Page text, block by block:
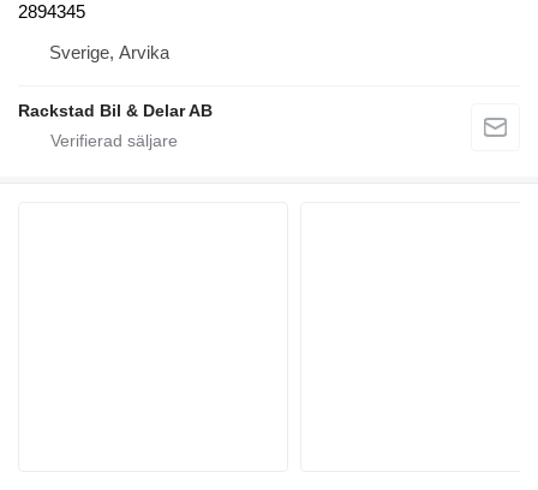
2894345
Sverige, Arvika
Rackstad Bil & Delar AB